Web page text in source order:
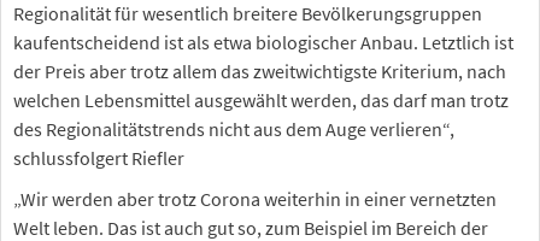
Regionalität für wesentlich breitere Bevölkerungsgruppen
kaufentscheidend ist als etwa biologischer Anbau. Letztlich ist
der Preis aber trotz allem das zweitwichtigste Kriterium, nach
welchen Lebensmittel ausgewählt werden, das darf man trotz
des Regionalitätstrends nicht aus dem Auge verlieren“,
schlussfolgert Riefler
„Wir werden aber trotz Corona weiterhin in einer vernetzten
Welt leben. Das ist auch gut so, zum Beispiel im Bereich der